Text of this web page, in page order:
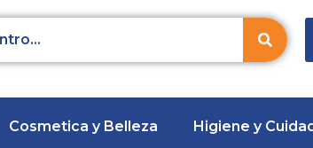
Cosmetica y Belleza Higiene y